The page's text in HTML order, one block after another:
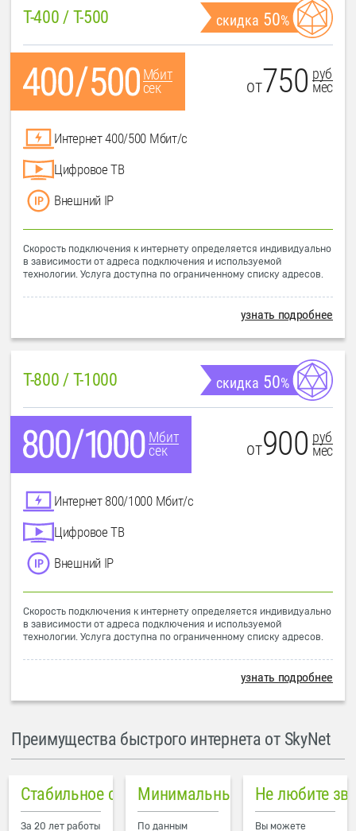
T-400 / T-500 скидка 50%
Мбит
сек
от750 руб
мес
Интернет 400/500 Мбит/с
Цифровое ТВ
Внешний IP
Скорость подключения к интернету определяется индивидуально
в зависимости от адреса подключения и используемой
технологии. Услуга доступна по ограниченному списку адресов.
узнать подробнее
T-800 / T-1000 скидка 50%
Мбит
сек
от900 руб
мес
Интернет 800/1000 Мбит/с
Цифровое ТВ
Внешний IP
Скорость подключения к интернету определяется индивидуально
в зависимости от адреса подключения и используемой
технологии. Услуга доступна по ограниченному списку адресов.
узнать подробнее
Преимущества быстрого интернета от SkyNet
Стабильное соединение
За 20 лет работы
Минимальный пинг в городе
По данным
Не любите
Вы можете